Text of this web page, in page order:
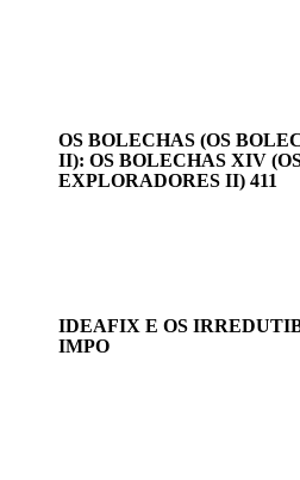
OS BOLECHAS (OS
II): OS BOLECHAS XIV
EXPLORADORES II) 411
IDEAFIX E OS
IMPO